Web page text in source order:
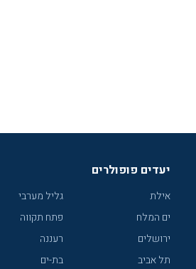
יעדים פופולרים
אילת
ים המלח
ירושלים
תל אביב
גליל מערבי
פתח תקווה
רעננה
בת-ים